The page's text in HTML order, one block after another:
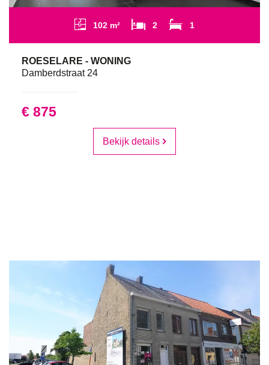
102 m² 2 1
ROESELARE - WONING
Damberdstraat 24
€ 875
Bekijk details